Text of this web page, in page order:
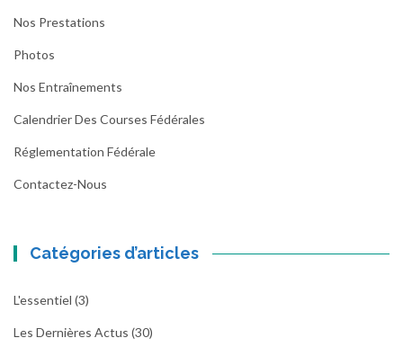
Nos Prestations
Photos
Nos Entraînements
Calendrier Des Courses Fédérales
Réglementation Fédérale
Contactez-Nous
Catégories d’articles
L'essentiel (3)
Les Dernières Actus (30)